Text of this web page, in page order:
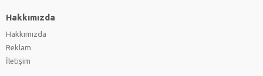
Hakkımızda
Hakkımızda
Reklam
İletişim